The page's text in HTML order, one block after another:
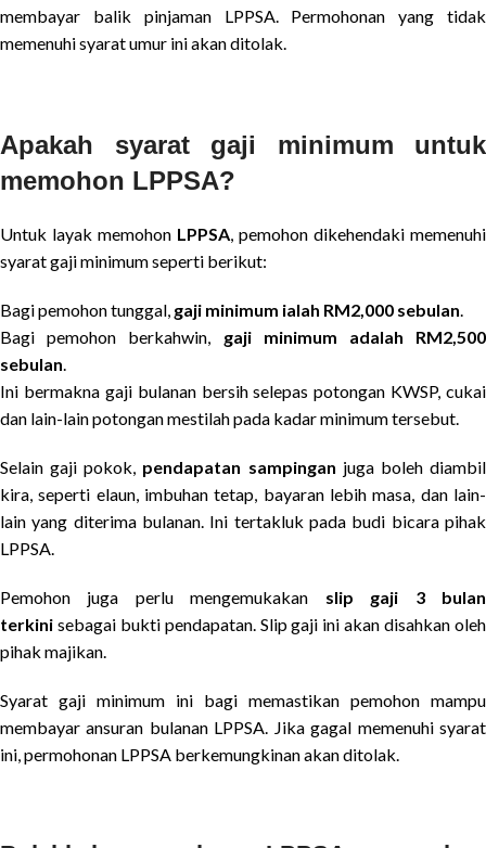
membayar balik pinjaman LPPSA. Permohonan yang tidak
memenuhi syarat umur ini akan ditolak.
Apakah syarat gaji minimum untuk
memohon LPPSA?
Untuk layak memohon LPPSA, pemohon dikehendaki memenuhi
syarat gaji minimum seperti berikut:
Bagi pemohon tunggal, gaji minimum ialah RM2,000 sebulan.
Bagi pemohon berkahwin, gaji minimum adalah RM2,500
sebulan.
Ini bermakna gaji bulanan bersih selepas potongan KWSP, cukai
dan lain-lain potongan mestilah pada kadar minimum tersebut.
Selain gaji pokok, pendapatan sampingan juga boleh diambil
kira, seperti elaun, imbuhan tetap, bayaran lebih masa, dan lain-
lain yang diterima bulanan. Ini tertakluk pada budi bicara pihak
LPPSA.
Pemohon juga perlu mengemukakan slip gaji 3 bulan
terkini sebagai bukti pendapatan. Slip gaji ini akan disahkan oleh
pihak majikan.
Syarat gaji minimum ini bagi memastikan pemohon mampu
membayar ansuran bulanan LPPSA. Jika gagal memenuhi syarat
ini, permohonan LPPSA berkemungkinan akan ditolak.